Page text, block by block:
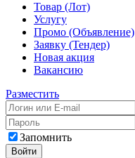
Товар (Лот)
Услугу
Промо (Объявление)
Заявку (Тендер)
Новая акция
Вакансию
Разместить
Запомнить
Войти